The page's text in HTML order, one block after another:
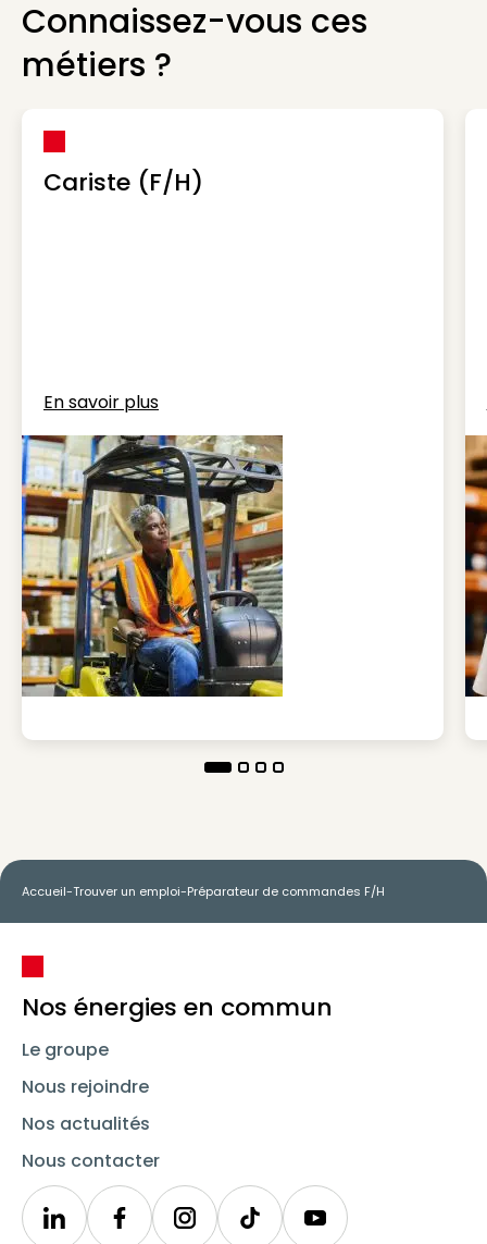
Connaissez-vous ces
métiers ?
Cariste (F/H)
En savoir plus
Accueil-Trouver un emploi-Préparateur de commandes F/H
Nos énergies en commun
Le groupe
Nous rejoindre
Nos actualités
Nous contacter
LinkedinSynergieInstagramTikTok Youtube